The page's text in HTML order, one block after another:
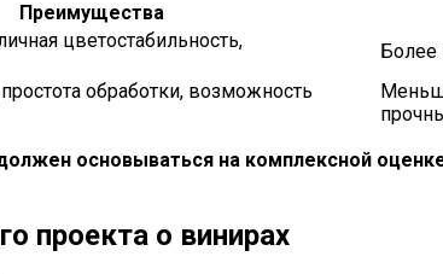
Преимущества
цветостабильность,
Более
обработки, возможность
основываться на комплексной
проекта о винирах